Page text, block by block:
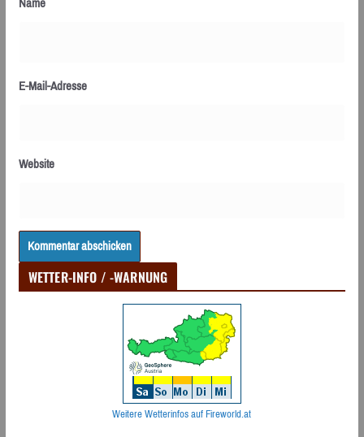
E-Mail-Adresse
Website
WETTER-INFO / -WARNUNG
Weitere Wetterinfos auf Fireworld.at